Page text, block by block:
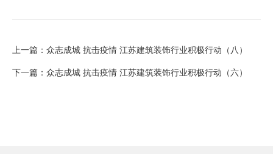
上一篇：众志成城 抗击疫情 江苏建筑装饰行业积极行动（八）
下一篇：众志成城 抗击疫情 江苏建筑装饰行业积极行动（六）